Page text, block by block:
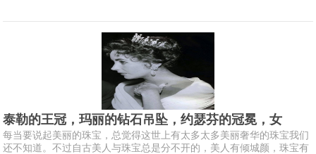
泰勒的王冠，玛丽的钻石吊坠，约瑟芬的冠冕，女
每当要说起美丽的珠宝，总觉得这世上有太多太多美丽奢华的珠宝我们
还不知道。不过自古美人与珠宝总是分不开的，美人有倾城颜，珠宝有